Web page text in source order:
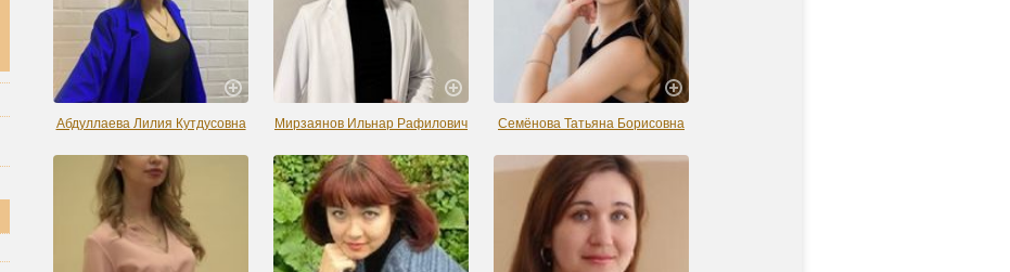
Абдуллаева Лилия Кутдусовна Мирзаянов Ильнар Рафилович Семёнова Татьяна Борисовна